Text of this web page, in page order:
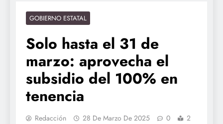
GOBIERNO ESTATAL
Solo hasta el 31 de
marzo: aprovecha el
subsidio del 100% en
tenencia
Redacción 28 De Marzo De 2025 0
2